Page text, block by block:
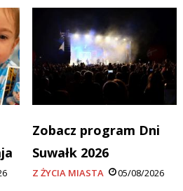
Zobacz program Dni
Suwałk 2026
Z ŻYCIA MIASTA 05/08/2026